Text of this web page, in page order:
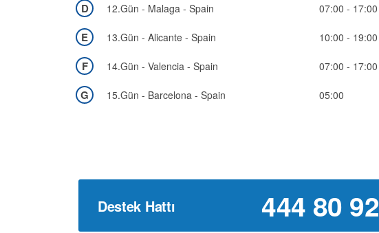
D 12.Gün - Malaga - Spain 07:00 - 17:00
E 13.Gün - Alicante - Spain 10:00 - 19:00
F 14.Gün - Valencia - Spain 07:00 - 17:00
G 15.Gün - Barcelona - Spain 05:00
Destek Hattı 444 80 92